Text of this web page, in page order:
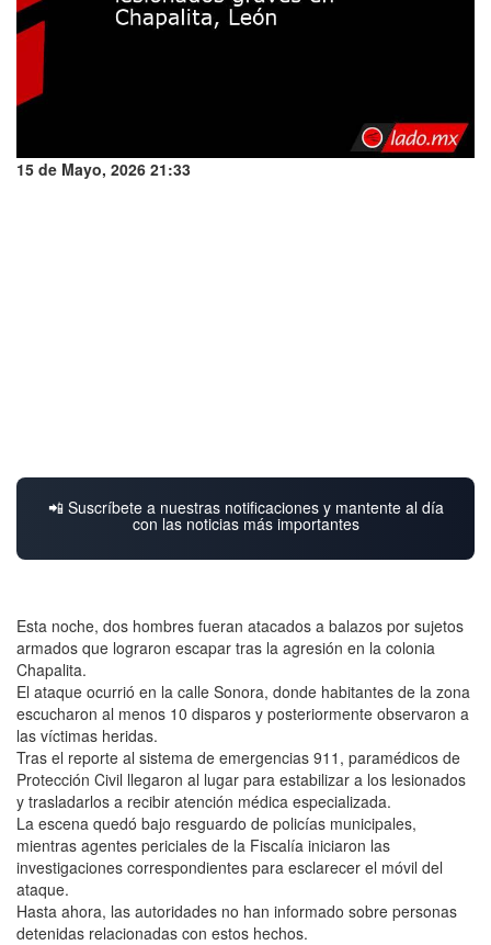
15 de Mayo, 2026 21:33
📲 Suscríbete a nuestras notificaciones y mantente al día
con las noticias más importantes
Esta noche, dos hombres fueran atacados a balazos por sujetos
armados que lograron escapar tras la agresión en la colonia
Chapalita.
El ataque ocurrió en la calle Sonora, donde habitantes de la zona
escucharon al menos 10 disparos y posteriormente observaron a
las víctimas heridas.
Tras el reporte al sistema de emergencias 911, paramédicos de
Protección Civil llegaron al lugar para estabilizar a los lesionados
y trasladarlos a recibir atención médica especializada.
La escena quedó bajo resguardo de policías municipales,
mientras agentes periciales de la Fiscalía iniciaron las
investigaciones correspondientes para esclarecer el móvil del
ataque.
Hasta ahora, las autoridades no han informado sobre personas
detenidas relacionadas con estos hechos.